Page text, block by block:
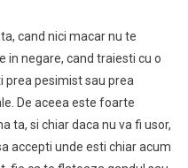
cand nici macar nu te
in negare, cand traiesti cu o
prea pesimist sau prea
De aceea este foarte
ta, si chiar daca nu va fi usor,
accepti unde esti chiar acum